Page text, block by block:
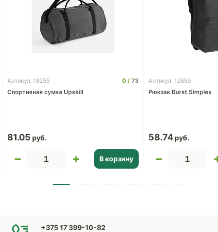
Артикул: 18255 0
73
Спортивная сумка Upskill
81.05
В корзину
Артикул: 12659
Рюкзак Burst Simplex
58.74
+375 17 399-10-82